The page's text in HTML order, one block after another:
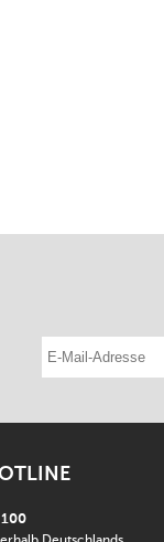
E-Mail-Adresse